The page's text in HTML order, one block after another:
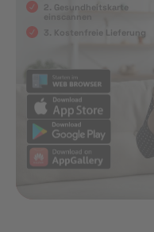
2. Gesundheitskarte
einscannen
3. Kostenfreie Lieferung